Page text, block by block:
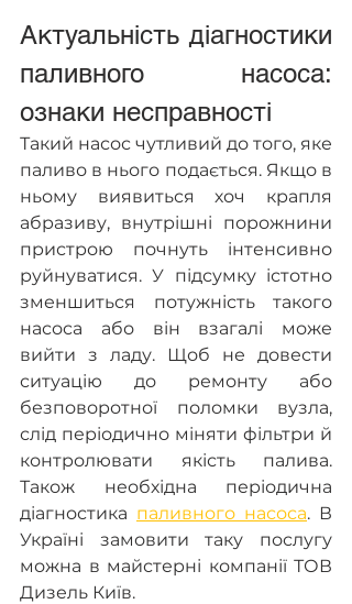
Актуальність діагностики
паливного насоса:
ознаки несправності
Такий насос чутливий до того, яке
паливо в нього подається. Якщо в
ньому виявиться хоч крапля
абразиву, внутрішні порожнини
пристрою почнуть інтенсивно
руйнуватися. У підсумку істотно
зменшиться потужність такого
насоса або він взагалі може
вийти з ладу. Щоб не довести
ситуацію до ремонту або
безповоротної поломки вузла,
слід періодично міняти фільтри й
контролювати якість палива.
Також необхідна періодична
діагностика паливного насоса. В
Україні замовити таку послугу
можна в майстерні компанії ТОВ
Дизель Київ.